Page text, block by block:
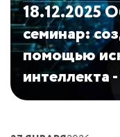
18.12.2025
семинар:
помощью